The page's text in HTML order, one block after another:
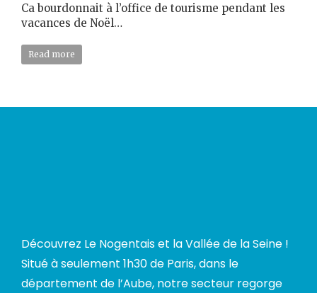
Ca bourdonnait à l’office de tourisme pendant les
vacances de Noël…
Read more
Découvrez Le Nogentais et la Vallée de la Seine !
Situé à seulement 1h30 de Paris, dans le
département de l’Aube, notre secteur regorge